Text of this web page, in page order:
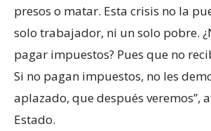
presos o matar. Esta crisis no la
solo trabajador, ni un solo pobre.
pagar impuestos? Pues que no
Si no pagan impuestos, no les
aplazado, que después veremos”,
Estado.